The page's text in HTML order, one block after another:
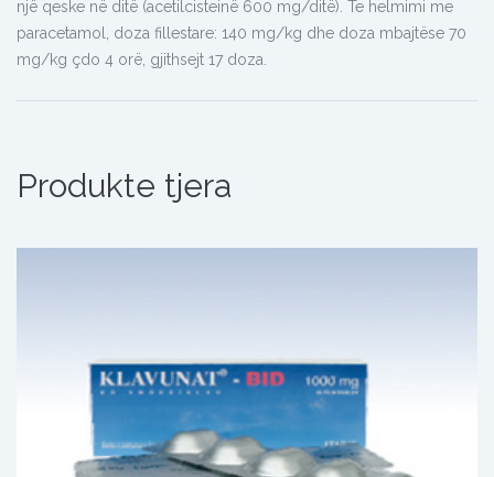
një qeske në ditë (acetilcisteinë 600 mg/ditë). Te helmimi me
paracetamol, doza fillestare: 140 mg/kg dhe doza mbajtёse 70
mg/kg çdo 4 orё, gjithsejt 17 doza.
Produkte tjera